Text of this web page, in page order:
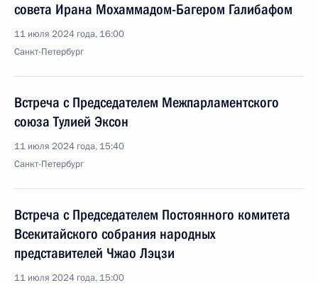
совета Ирана Мохаммадом-Багером Галибафом
11 июля 2024 года, 16:00
Санкт-Петербург
Встреча с Председателем Межпарламентского
союза Тулией Эксон
11 июля 2024 года, 15:40
Санкт-Петербург
Встреча с Председателем Постоянного комитета
Всекитайского собрания народных
представителей Чжао Лэцзи
11 июля 2024 года, 15:00